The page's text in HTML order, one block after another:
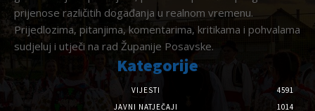
prijenose različitih događanja u realnom vremenu.
Prijedlozima, pitanjima, komentarima, kritikama i pohvalama
sudjeluj i utječi na rad Županije Posavske.
Kategorije
VIJESTI
4591
JAVNI NATJEČAJI
1014